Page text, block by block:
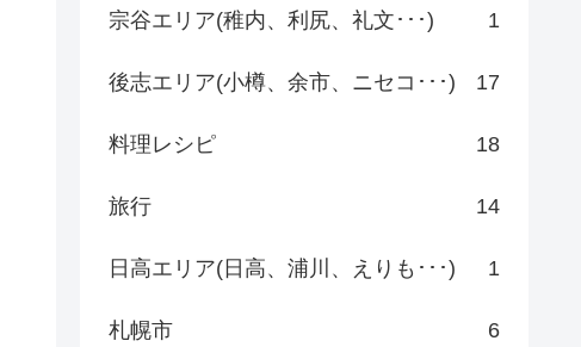
宗谷エリア(稚内、利尻、礼文･･･) 1
後志エリア(小樽、余市、ニセコ･･･) 17
料理レシピ 18
旅行 14
日高エリア(日高、浦川、えりも･･･) 1
札幌市 6